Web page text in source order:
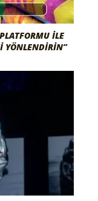
ILE
YÖNLENDIRIN”